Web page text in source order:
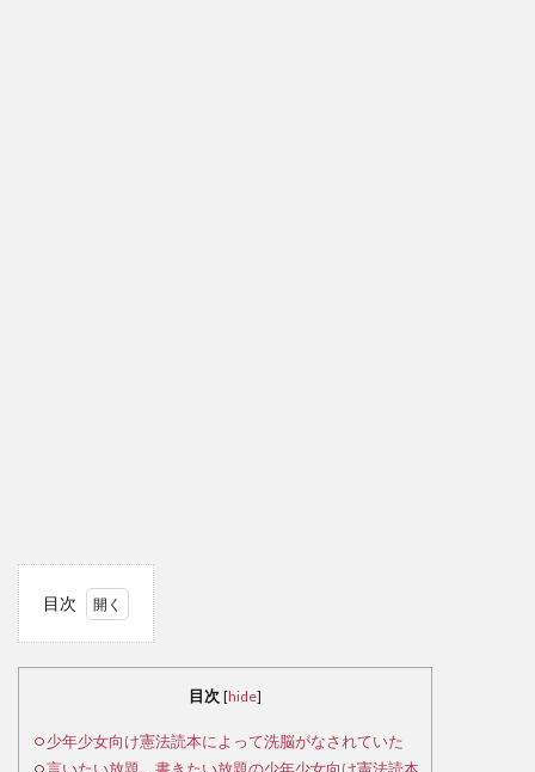
目次
け憲
法読
目次 [hide]
少年少女向け憲法読本によって洗脳がなされていた